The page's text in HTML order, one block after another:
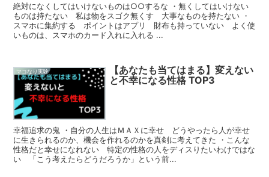
絶対になくしてはいけないものは○○するな ・無くしてはいけない
ものは持たない 私は物をスゴク無くす 大事なものを持たない ・
スマホに集約する ポイントはアプリ 財布も持っていない よく使
いものは、スマホのカード入れに入れる ...
マコなり実験
【あなたも当てはまる】変えない
と不幸になる性格 TOP3
幸福追求の鬼 ・自分の人生はＭＡＸに幸せ どうやったら人が幸せ
に生きられるのか、機会を作れるのかを真剣に考えてきた ・こんな
性格だと幸せになれない 特定の性格の人をディスりたいわけではな
い 「こう考えたらどうだろうか」という前...